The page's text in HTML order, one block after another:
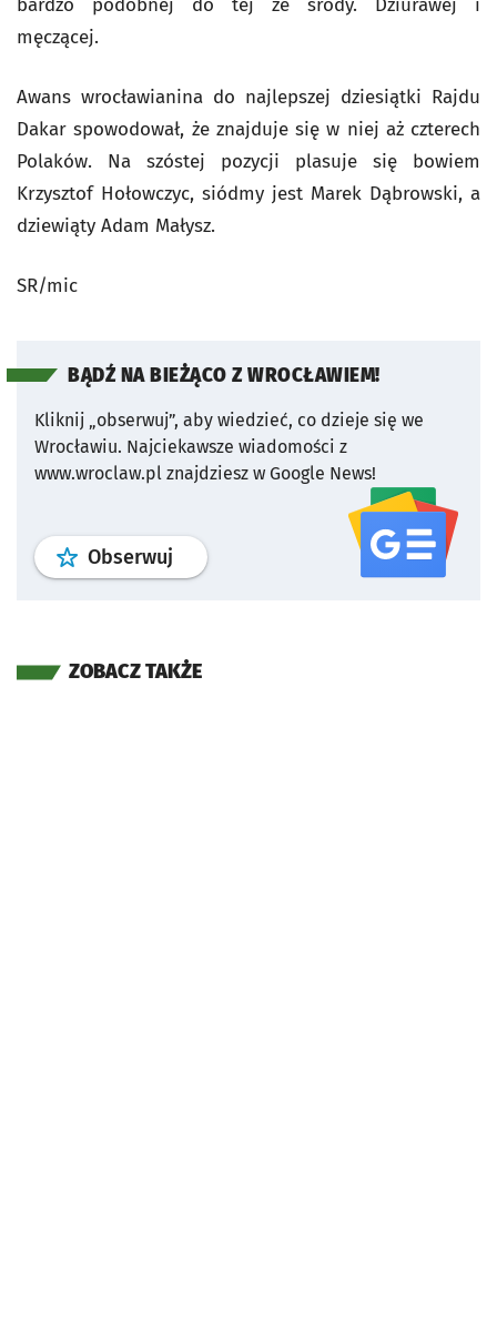
bardzo podobnej do tej ze środy. Dziurawej i
męczącej.
Awans wrocławianina do najlepszej dziesiątki Rajdu
Dakar spowodował, że znajduje się w niej aż czterech
Polaków. Na szóstej pozycji plasuje się bowiem
Krzysztof Hołowczyc, siódmy jest Marek Dąbrowski, a
dziewiąty Adam Małysz.
SR/mic
BĄDŹ NA BIEŻĄCO Z WROCŁAWIEM!
Kliknij „obserwuj”, aby wiedzieć, co dzieje się we
Wrocławiu. Najciekawsze wiadomości z
www.wroclaw.pl znajdziesz w Google News!
Obserwuj profil serwisu
ZOBACZ TAKŻE